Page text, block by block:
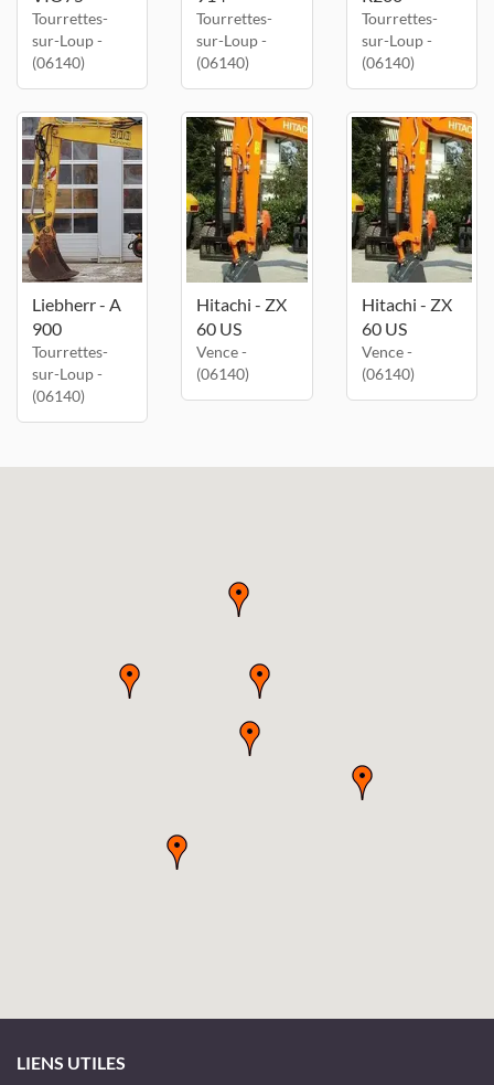
Tourrettes-
sur-Loup -
(06140)
Tourrettes-
sur-Loup -
(06140)
Tourrettes-
sur-Loup -
(06140)
Liebherr - A
900
Tourrettes-
sur-Loup -
(06140)
Hitachi - ZX
60 US
Vence -
(06140)
Hitachi - ZX
60 US
Vence -
(06140)
LIENS UTILES